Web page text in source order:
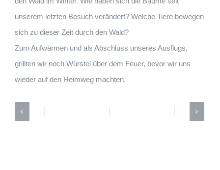
unserem letzten Besuch verändert? Welche Tiere bewegen
sich zu dieser Zeit durch den Wald?
Zum Aufwärmen und als Abschluss unseres Ausflugs,
grillten wir noch Würstel über dem Feuer, bevor wir uns
wieder auf den Heimweg machten.